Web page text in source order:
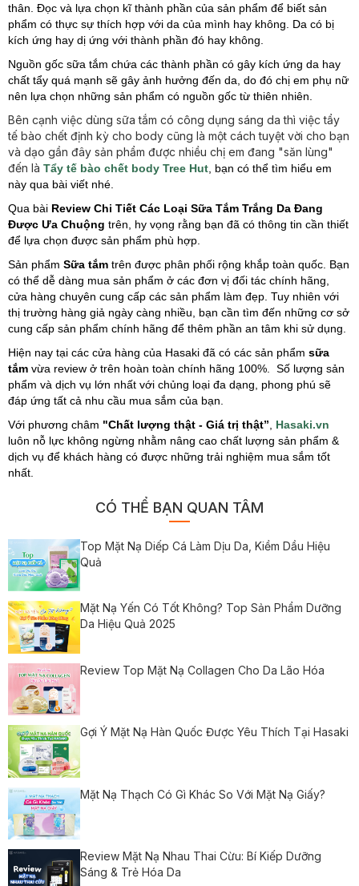
thân. Đọc và lựa chọn kĩ thành phần của sản phẩm để biết sản
phẩm có thực sự thích hợp với da của mình hay không. Da có bị
kích ứng hay dị ứng với thành phần đó hay không.
Nguồn gốc sữa tắm chứa các thành phần có gây kích ứng da hay
chất tẩy quá mạnh sẽ gây ảnh hưởng đến da, do đó chị em phụ nữ
nên lựa chọn những sản phẩm có nguồn gốc từ thiên nhiên.
Bên cạnh việc dùng sữa tắm có công dụng sáng da thì việc tẩy
tế bào chết định kỳ cho body cũng là một cách tuyệt vời cho bạn
và dạo gần đây sản phẩm được nhiều chị em đang "săn lùng"
đến là Tẩy tế bào chết body Tree Hut , bạn có thể tìm hiểu em
này qua bài viết nhé.
Qua bài Review Chi Tiết Các Loại Sữa Tắm Trắng Da Đang
Được Ưa Chuộng trên, hy vọng rằng bạn đã có thông tin cần thiết
để lựa chọn được sản phẩm phù hợp.
Sản phẩm Sữa tắm trên được phân phối rộng khắp toàn quốc. Bạn
có thể dễ dàng mua sản phẩm ở các đơn vị đối tác chính hãng,
cửa hàng chuyên cung cấp các sản phẩm làm đẹp. Tuy nhiên với
thị trường hàng giả ngày càng nhiều, bạn cần tìm đến những cơ sở
cung cấp sản phẩm chính hãng để thêm phần an tâm khi sử dụng.
Hiện nay tại các cửa hàng của Hasaki đã có các sản phẩm sữa
tắm vừa review ở trên hoàn toàn chính hãng 100%. Số lượng sản
phẩm và dịch vụ lớn nhất với chủng loại đa dạng, phong phú sẽ
đáp ứng tất cả nhu cầu mua sắm của bạn.
Với phương châm "Chất lượng thật - Giá trị thật”
Hasaki.vn
luôn nỗ lực không ngừng nhằm nâng cao chất lượng sản phẩm &
dịch vụ để khách hàng có được những trải nghiệm mua sắm tốt
nhất.
CÓ THỂ BẠN QUAN TÂM
Top Mặt Nạ Diếp Cá Làm Dịu Da, Kiềm Dầu Hiệu
Quả
Mặt Nạ Yến Có Tốt Không? Top Sản Phẩm Dưỡng
Da Hiệu Quả 2025
Review Top Mặt Nạ Collagen Cho Da Lão Hóa
Gợi Ý Mặt Nạ Hàn Quốc Được Yêu Thích Tại Hasaki
Mặt Nạ Thạch Có Gì Khác So Với Mặt Nạ Giấy?
Review Mặt Nạ Nhau Thai Cừu: Bí Kiếp Dưỡng
Sáng & Trẻ Hóa Da